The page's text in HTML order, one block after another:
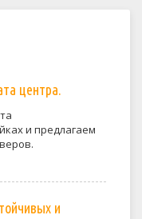
центра.
и предлагаем
и